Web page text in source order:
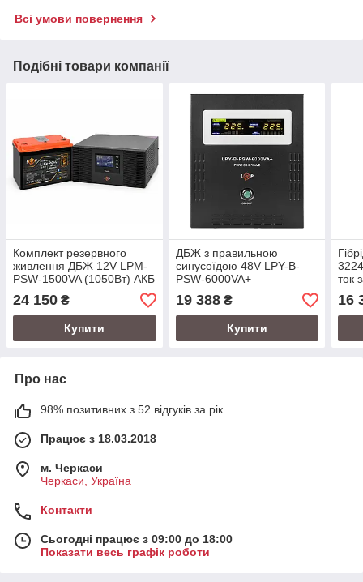
Всі умови повернення
Подібні товари компанії
Комплект резервного
живлення ДБЖ 12V LPM-
PSW-1500VA (1050Вт) АКБ
LP LiFePO4 12,8V - 100 Ah
(1280Wh) (BMS 100A/50А)
24 150 ₴
Купити
ДБЖ з правильною
синусоїдою 48V LPY-B-
PSW-6000VA+
(4200Вт)10A/20A
19 388₴
Купити
ток
16
Про нас
98% позитивних з 52 відгуків за рік
Працює з 18.03.2018
м. Черкаси
Черкаси, Україна
Контакти
Сьогодні працює з 09:00 до 18:00
Показати весь графік роботи